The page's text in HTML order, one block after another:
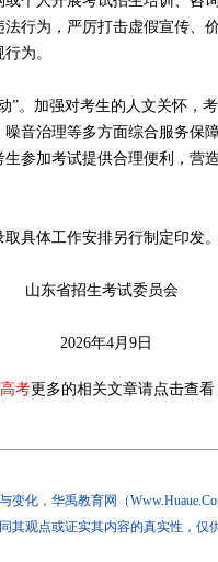
行为，严厉打击虚假宣传、
为。
加强对考生的人文关怀，
音治理等多方面综合服务保
参加考试提供合理便利，营
具体工作安排另行制定印发
试委员会
9日
考更多的相关文章请点击查看
变化，华禹教育网（
其观点或证实其内容的真实性，仅